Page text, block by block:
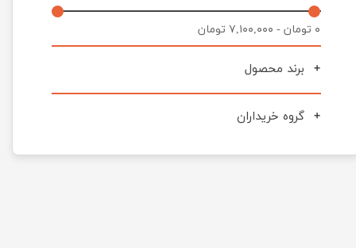
۰ تومان - ۷,۱۰۰,۰۰۰ تومان
برند محصول
گروه خریداران